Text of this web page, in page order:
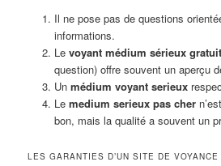
Il ne pose pas de questions
informations.
Le voyant médium sérieux gratuit
question) offre souvent un aperçu
Un médium voyant serieux
Le medium serieux pas cher
bon, mais la qualité a souvent un
LES GARANTIES D’UN SITE DE VOYANCE